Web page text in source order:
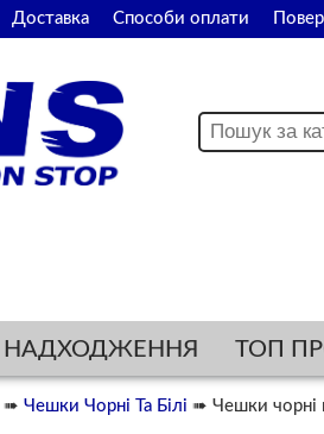
Доставка Способи оплати
НАДХОДЖЕННЯ ТОП
➠ Чешки Чорні Та Білі ➠ Чешки чорні